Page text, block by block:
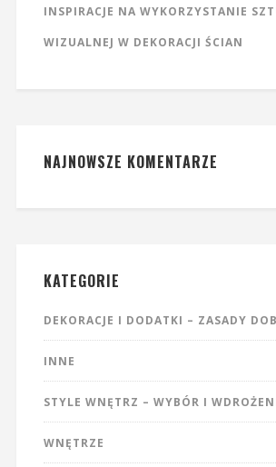
INSPIRACJE NA WYKORZYSTANIE
WIZUALNEJ W DEKORACJI ŚCIAN
NAJNOWSZE KOMENTARZE
KATEGORIE
DEKORACJE I DODATKI – ZASADY
INNE
STYLE WNĘTRZ – WYBÓR I
WNĘTRZE